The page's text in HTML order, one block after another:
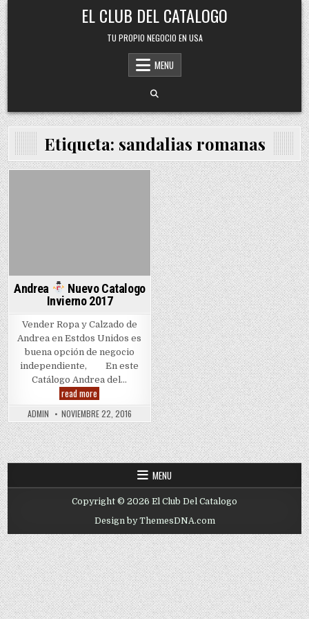
Skip
to
content
EL CLUB DEL CATALOGO
TU PROPIO NEGOCIO EN USA
MENU
Etiqueta: sandalias romanas
Andrea
Nuevo Catalogo
Invierno 2017
Vender Ropa y Calzado de
Andrea en Estdos Unidos es
buena opción de negocio
independiente, En este
Catálogo Andrea del…
read more
Nuevo
Catalogo
Invierno
2017
ADMIN NOVIEMBRE 22, 2016
MENU
Copyright © 2026 El Club Del Catalogo
Design by ThemesDNA.com